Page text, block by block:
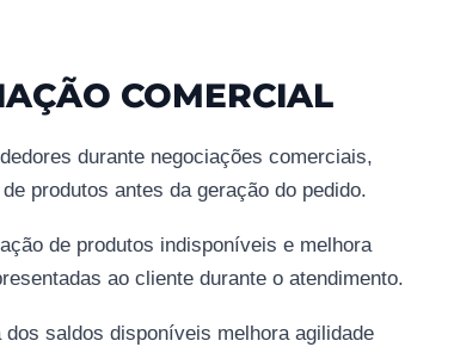
COMERCIAL
durante negociações comerciais,
produtos antes da geração do pedido.
de produtos indisponíveis e melhora
ao cliente durante o atendimento.
saldos disponíveis melhora agilidade